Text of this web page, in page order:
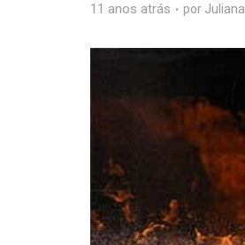
11 anos atrás por